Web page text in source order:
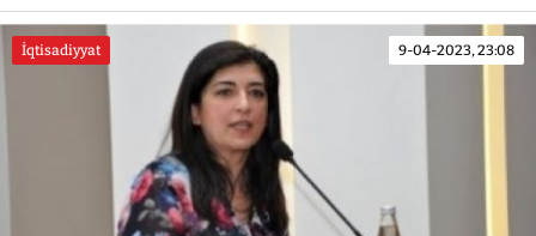
İqtisadiyyat 9-04-2023, 23:08